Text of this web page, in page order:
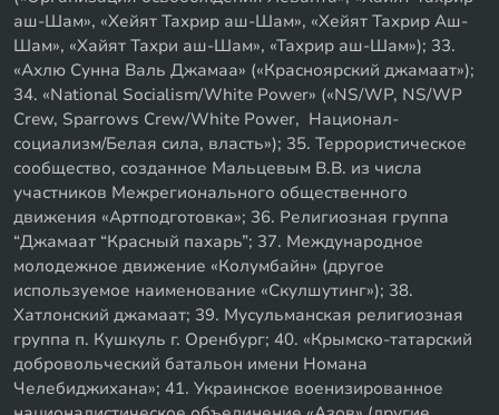
аш-Шам», «Хейят Тахрир аш-Шам», «Хейят Тахрир Аш-
Шам», «Хайят Тахри аш-Шам», «Тахрир аш-Шам»); 33.
«Ахлю Сунна Валь Джамаа» («Красноярский джамаат»);
34. «National Socialism/White Power» («NS/WP, NS/WP
Crew, Sparrows Crew/White Power, Национал-
социализм/Белая сила, власть»); 35. Террористическое
сообщество, созданное Мальцевым В.В. из числа
участников Межрегионального общественного
движения «Артподготовка»; 36. Религиозная группа
“Джамаат “Красный пахарь”; 37. Международное
молодежное движение «Колумбайн» (другое
используемое наименование «Скулшутинг»); 38.
Хатлонский джамаат; 39. Мусульманская религиозная
группа п. Кушкуль г. Оренбург; 40. «Крымско-татарский
добровольческий батальон имени Номана
Челебиджихана»; 41. Украинское военизированное